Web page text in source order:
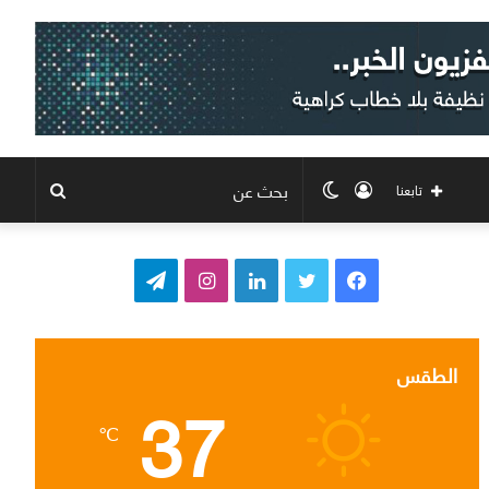
الوضع
المظلم
تسجيل
الدخول
تابعنا
ف
ب
و
ت
ق
ت
ر
الطقس 37
℃